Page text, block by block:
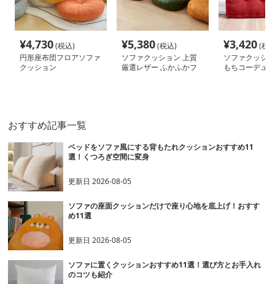
¥4,730(税込)
円形座布団フロアソファ
クッション
¥5,380(税込)
ソファクッション 上質
厳選レザー ふかふかフ
¥3,420(税
ソファクッシ
もちコーデュ
おすすめ記事一覧
ベッドをソファ風にする背もたれクッションおすすめ11
選！くつろぎ空間に変身
更新日2026-08-05
ソファの座面クッションだけで座り心地を底上げ！おすす
め11選
更新日2026-08-05
ソファに置くクッションおすすめ11選！選び方とお手入れ
のコツも紹介